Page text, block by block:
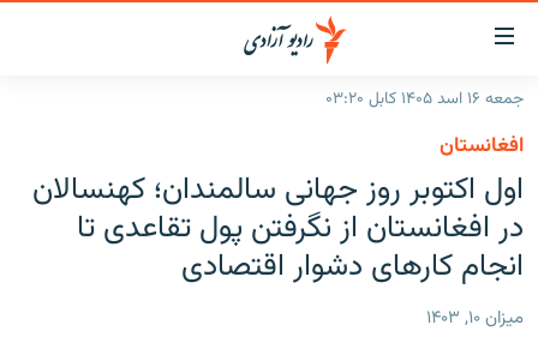
لینک‌های
قابل
دسترسی
به
متن
اصلی
بازگشت
منوی
اصلی
گزارش‌ها
افغانستان
منطقه
خبرها
افغانستان
جدول نشرات
جمعه ۱۶ اسد ۱۴۰۵ کابل ۰۳:۲۰
افغانستان
اول اکتوبر روز جهانی سالمندان؛ کهنسالان
در افغانستان از نگرفتن پول تقاعدی تا
انجام کارهای دشوار اقتصادی
ميزان ۱۰, ۱۴۰۳